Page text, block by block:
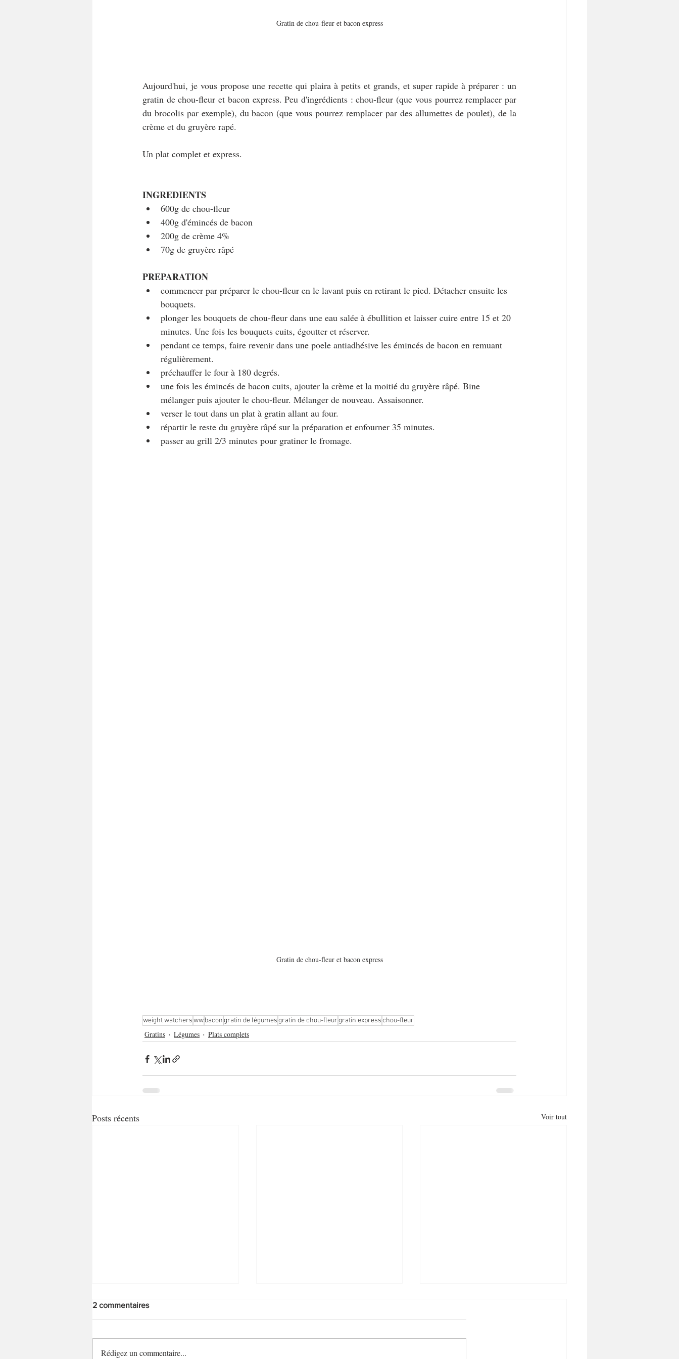
Gratin de chou-fleur et bacon express
Aujourd'hui, je vous propose une recette qui plaira à petits et grands, et super rapide à préparer : un
gratin de chou-fleur et bacon express. Peu d'ingrédients : chou-fleur (que vous pourrez remplacer par
du brocolis par exemple), du bacon (que vous pourrez remplacer par des allumettes de poulet), de la
crème et du gruyère rapé.
Un plat complet et express.
INGREDIENTS
600g de chou-fleur
400g d'émincés de bacon
200g de crème 4%
70g de gruyère râpé
PREPARATION
commencer par préparer le chou-fleur en le lavant puis en retirant le pied. Détacher ensuite les
bouquets.
plonger les bouquets de chou-fleur dans une eau salée à ébullition et laisser cuire entre 15 et 20
minutes. Une fois les bouquets cuits, égoutter et réserver.
pendant ce temps, faire revenir dans une poele antiadhésive les émincés de bacon en remuant
régulièrement.
préchauffer le four à 180 degrés.
une fois les émincés de bacon cuits, ajouter la crème et la moitié du gruyère râpé. Bine
mélanger puis ajouter le chou-fleur. Mélanger de nouveau. Assaisonner.
verser le tout dans un plat à gratin allant au four.
répartir le reste du gruyère râpé sur la préparation et enfourner 35 minutes.
passer au grill 2/3 minutes pour gratiner le fromage.
Gratin de chou-fleur et bacon express
weight watcherswwbacongratin de légumesgratin de chou-fleurgratin expresschou-fleur
Gratins Légumes Plats complets
Posts récents Voir tout
2 commentaires
Rédigez un commentaire...